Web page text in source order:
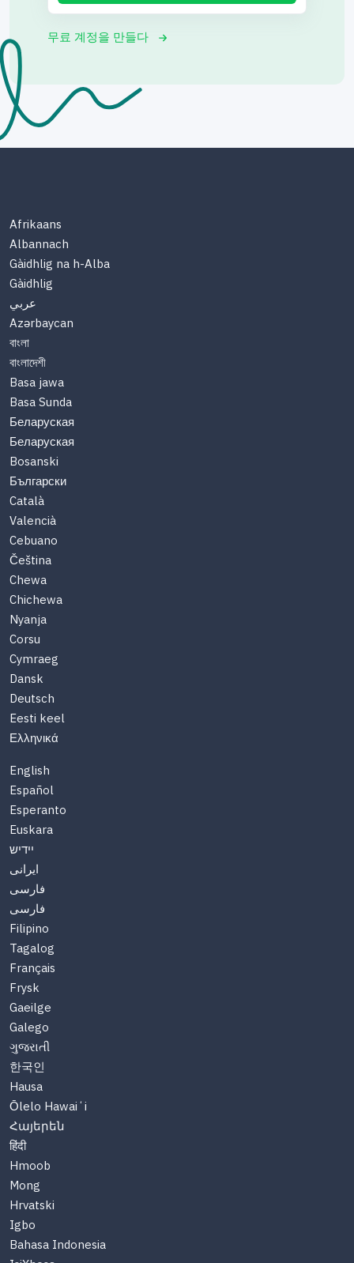
무료 계정을 만들다
Afrikaans
Albannach
Gàidhlig na h-Alba
Gàidhlig
عربي
Azərbaycan
বাংলা
বাংলাদেশী
Basa jawa
Basa Sunda
Беларуская
Беларуская
Bosanski
Български
Català
Valencià
Cebuano
Čeština
Chewa
Chichewa
Nyanja
Corsu
Cymraeg
Dansk
Deutsch
Eesti keel
Ελληνικά
English
Español
Esperanto
Euskara
יידיש
ایرانی
فارسی
فارسی
Filipino
Tagalog
Français
Frysk
Gaeilge
Galego
ગુજરાતી
한국인
Hausa
Ōlelo Hawaiʻi
Հայերեն
हिंदी
Hmoob
Mong
Hrvatski
Igbo
Bahasa Indonesia